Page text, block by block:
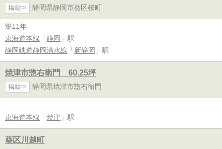
掲載中 静岡県静岡市葵区桜町
築11年
東海道本線 「 静岡 」駅
静岡鉄道静岡清水線 「 新静岡 」駅
焼津市惣右衛門 60.25坪
掲載中 静岡県焼津市惣右衛門
-
東海道本線 「 焼津 」駅
葵区川越町